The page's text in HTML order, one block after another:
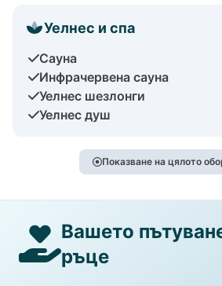
Уелнес и спа
Сауна
Инфрачервена сауна
Уелнес шезлонги
Уелнес душ
Показване на цялото
Вашето
ръце